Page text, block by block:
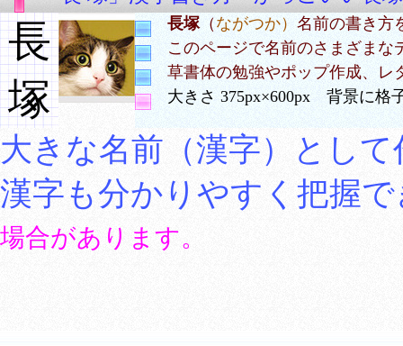
長
塚
長塚（ながつか） 名前の書き方
このページで名前のさまざまな
草書体の勉強やポップ作成、レ
大きさ 375px×600px 背景に格
大きな名前（漢字）とし
漢字も分かりやすく把握
場合があります。